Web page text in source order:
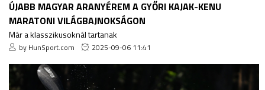
ÚJABB MAGYAR ARANYÉREM A GYŐRI KAJAK-KENU
MARATONI VILÁGBAJNOKSÁGON
Már a klasszikusoknál tartanak
by HunSport.com 2025-09-06 11:41